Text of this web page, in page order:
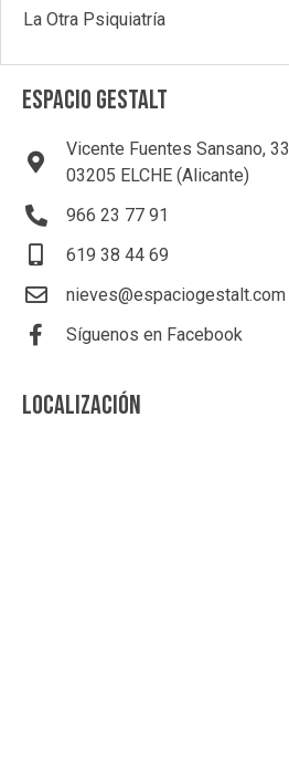
La Otra Psiquiatría
ESPACIO GESTALT
Vicente Fuentes Sansano, 33
03205 ELCHE (Alicante)
966 23 77 91
619 38 44 69
nieves@espaciogestalt.com
Síguenos en Facebook
LOCALIZACIÓN